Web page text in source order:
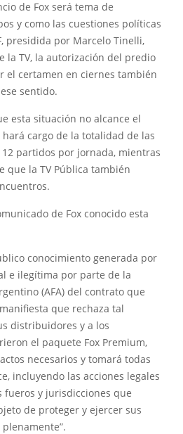
de Fox será tema de
y como las cuestiones políticas
presidida por Marcelo Tinelli,
la TV, la autorización del predio
el certamen en ciernes también
sentido.
esta situación no alcance el
hará cargo de la totalidad de las
partidos por jornada, mientras
que la TV Pública también
de Fox conocido esta
conocimiento generada por
e ilegítima por parte de la
(AFA) del contrato que
manifiesta que rechaza tal
distribuidores y a los
el paquete Fox Premium,
necesarios y tomará todas
incluyendo las acciones legales
fueros y jurisdicciones que
de proteger y ejercer sus